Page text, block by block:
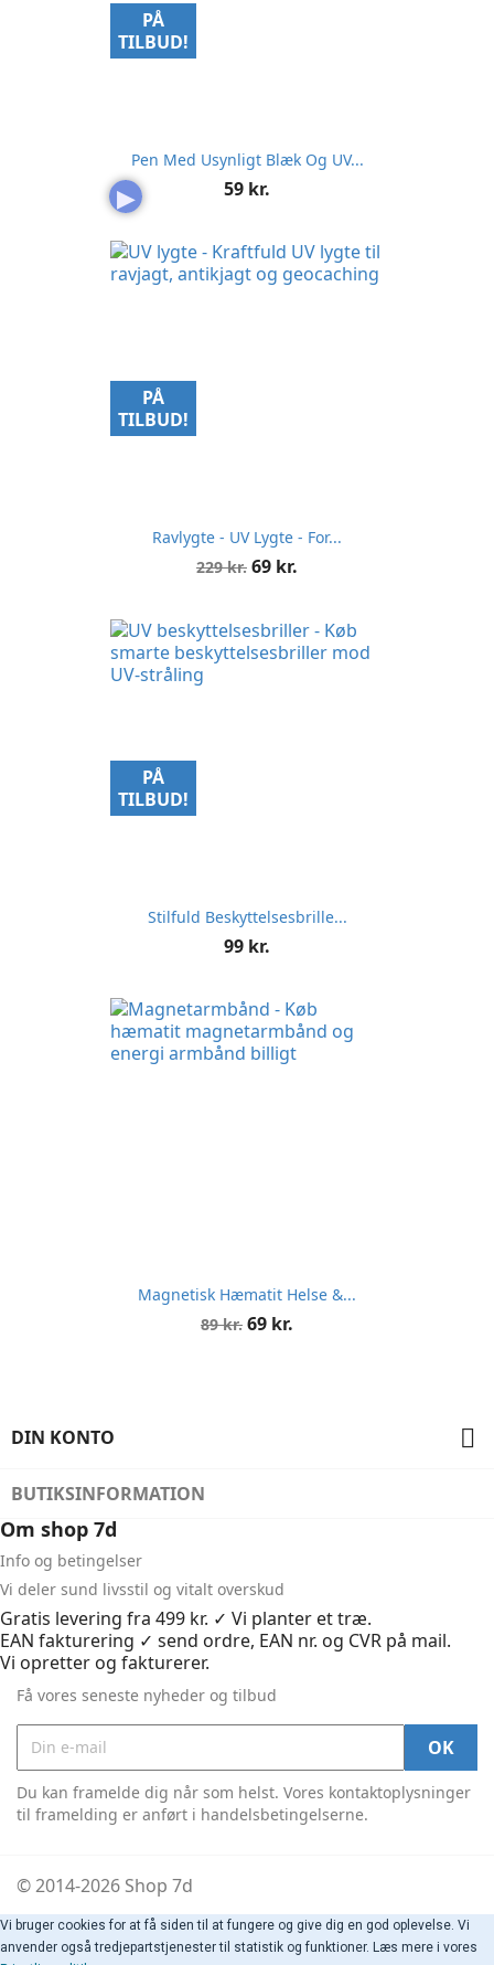
▶
Pen Med Usynligt Blæk Og UV...
Pris
59 kr.
PÅ
TILBUD!
Ravlygte - UV Lygte - For...
Normalpris
229 kr. Pris
69 kr.
PÅ
TILBUD!
Stilfuld Beskyttelsesbrille...
Pris
99 kr.
PÅ
TILBUD!
Magnetisk Hæmatit Helse &...
Normalpris
89 kr. Pris
69 kr.
DIN KONTO 
BUTIKSINFORMATION
Om shop 7d
Info og betingelser
Vi deler sund livsstil og vitalt overskud
Gratis levering fra 499 kr. ✓ Vi planter et træ.
EAN fakturering ✓ send ordre, EAN nr. og CVR på mail.
Vi opretter og fakturerer.
Få vores seneste nyheder og tilbud
Du kan framelde dig når som helst. Vores kontaktoplysninger
til framelding er anført i handelsbetingelserne.
© 2014-2026 Shop 7d
Vi bruger cookies for at få siden til at fungere og give dig en god oplevelse. Vi
anvender også tredjepartstjenester til statistik og funktioner. Læs mere i vores